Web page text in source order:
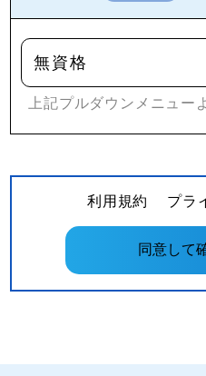
上記プルダウンメニュー
利用規約 プラ